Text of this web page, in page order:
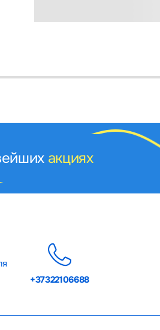
акциях
+37322106688